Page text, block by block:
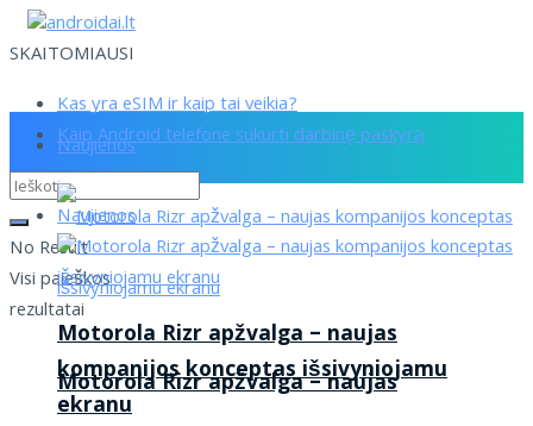
SKAITOMIAUSI
Kas yra eSIM ir kaip tai veikia?
Kaip Android telefone sukurti darbinę paskyrą
No Result
Visi paieškos
rezultatai
Naujienos
Motorola Rizr apžvalga – naujas
Naujienos
Motorola Rizr apžvalga – naujas
kompanijos konceptas išsivyniojamu
ekranu